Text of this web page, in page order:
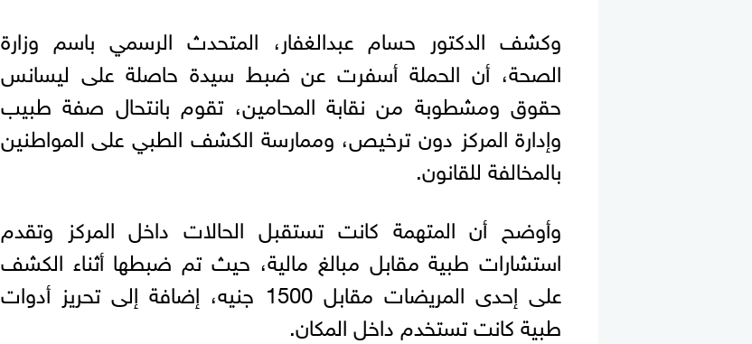
وكشف الدكتور حسام عبدالغفار، المتحدث الرسمي باسم وزارة
الصحة، أن الحملة أسفرت عن ضبط سيدة حاصلة على ليسانس
حقوق ومشطوبة من نقابة المحامين، تقوم بانتحال صفة طبيب
وإدارة المركز دون ترخيص، وممارسة الكشف الطبي على المواطنين
بالمخالفة للقانون.
وأوضح أن المتهمة كانت تستقبل الحالات داخل المركز وتقدم
استشارات طبية مقابل مبالغ مالية، حيث تم ضبطها أثناء الكشف
على إحدى المريضات مقابل 1500 جنيه، إضافة إلى تحريز أدوات
طبية كانت تستخدم داخل المكان.